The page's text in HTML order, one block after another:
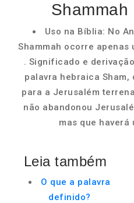
Uso na Bíblia: No
Shammah ocorre apenas
. Significado e
palavra hebraica Sham,
para a Jerusalém
não abandonou
mas que haverá
Leia também
O que a palavra
definido?